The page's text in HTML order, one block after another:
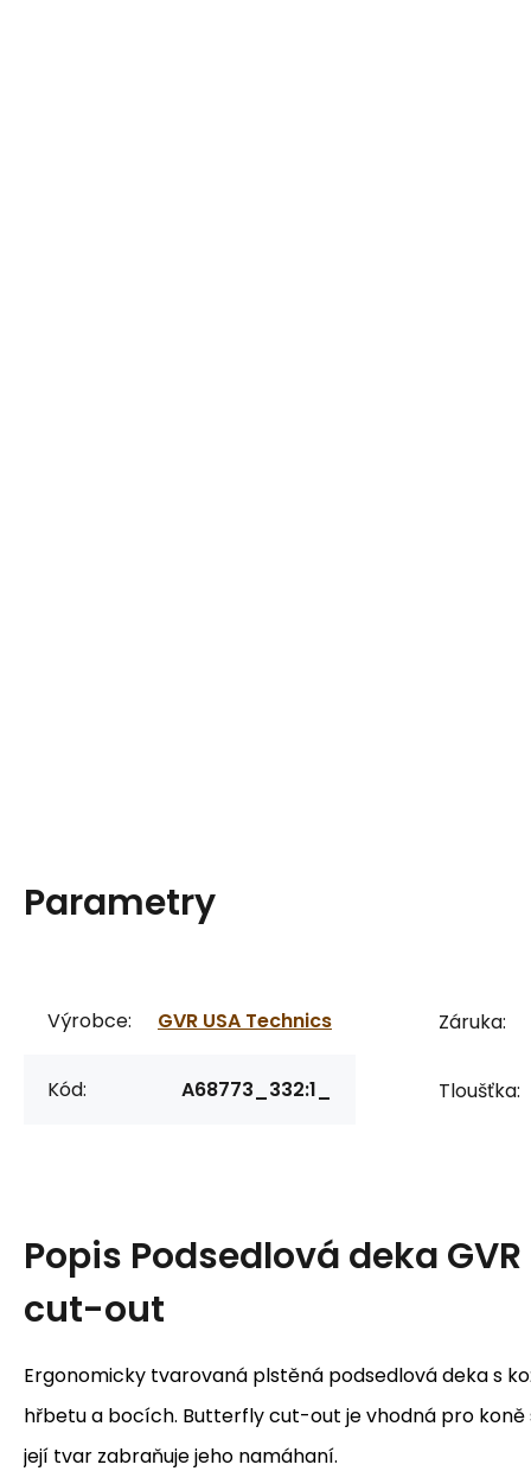
Parametry
Výrobce: GVR USA Technics
Kód: A68773_332:1_
Záruka:
Tloušťka:
Popis Podsedlová deka
cut-out
Ergonomicky tvarovaná plstěná podsedlová deka s
hřbetu a bocích. Butterfly cut-out je vhodná pro koně
její tvar zabraňuje jeho namáhaní.